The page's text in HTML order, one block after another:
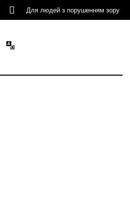
Для людей з порушенням зору